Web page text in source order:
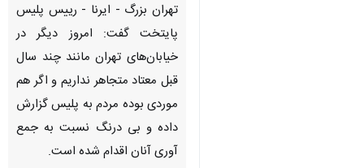
تهران بزرگ - ایرنا - رییس پلیس
پایتخت گفت: امروز دیگر در
خیابان‌های تهران مانند چند سال
قبل معتاد متجاهر نداریم و اگر هم
موردی بوده مردم به پلیس گزارش
داده و بی درنگ نسبت به جمع
آوری آنان اقدام شده است.